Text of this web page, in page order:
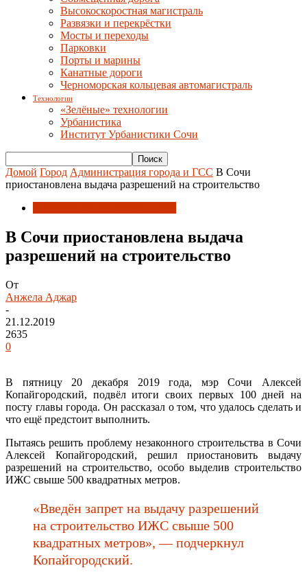
Высокоскоростная магистраль
Развязки и перекрёстки
Мосты и переходы
Парковки
Порты и марины
Канатные дороги
Черноморская кольцевая автомагистраль
Технологии
«Зелёные» технологии
Урбанистика
Институт Урбанистики Сочи
Домой Город Администрация города и ГСС В Сочи
приостановлена выдача разрешений на строительство
В Сочи приостановлена выдача
разрешений на строительство
От
Анжела Аджар
-
21.12.2019
2635
0
В пятницу 20 декабря 2019 года, мэр Сочи Алексей
Копайгородский, подвёл итоги своих первых 100 дней на
посту главы города. Он рассказал о том, что удалось сделать и
что ещё предстоит выполнить.
Пытаясь решить проблему незаконного строительства в Сочи
Алексей Копайгородский, решил приостановить выдачу
разрешений на строительство, особо выделив строительство
ИЖС свыше 500 квадратных метров.
«Введён запрет на выдачу разрешений
на строительство ИЖС свыше 500
квадратных метров», — подчеркнул
Копайгородский.